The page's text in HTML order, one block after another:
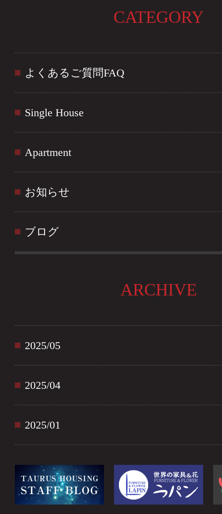
CATEGORY
よくあるご質問FAQ
Single House
Apartment
お知らせ
ブログ
ARCHIVE
2025/05
2025/04
2025/01